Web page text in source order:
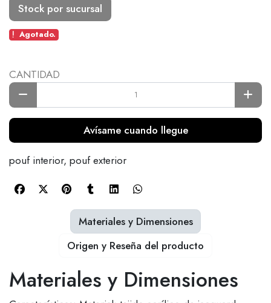
Stock por sucursal
Agotado.
CANTIDAD
Avísame cuando llegue
pouf interior, pouf exterior
Materiales y Dimensiones
Materiales y Dimensiones
Origen y Reseña del producto